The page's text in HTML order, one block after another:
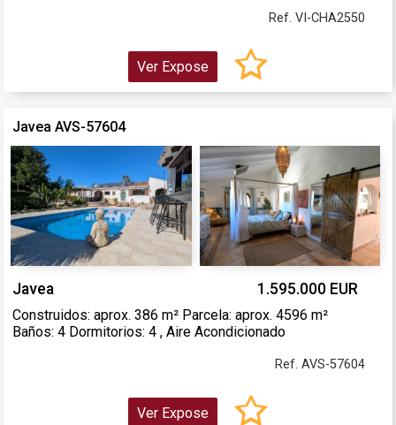
Ref. VI-CHA2550
Ver Expose
Javea AVS-57604
Javea 1.595.000 EUR
Construidos: aprox. 386 m² Parcela: aprox. 4596 m²
Baños: 4 Dormitorios: 4 , Aire Acondicionado
Ref. AVS-57604
Ver Expose